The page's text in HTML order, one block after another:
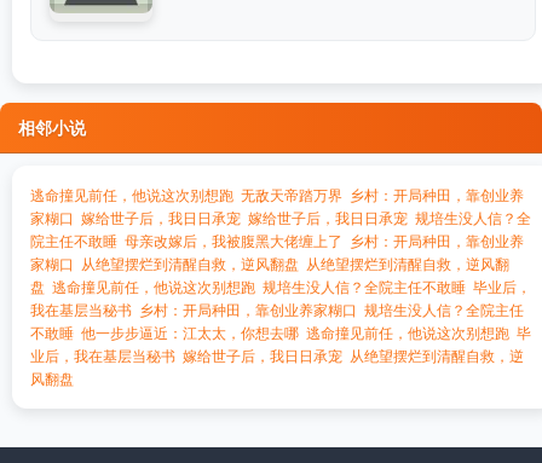
相邻小说
逃命撞见前任，他说这次别想跑 无敌天帝踏万界 乡村：开局种田，靠创业养
家糊口 嫁给世子后，我日日承宠 嫁给世子后，我日日承宠 规培生没人信？全
院主任不敢睡 母亲改嫁后，我被腹黑大佬缠上了
乡村：开局种田，靠创业养
家糊口
从绝望摆烂到清醒自救，逆风翻盘 从绝望摆烂到清醒自救，逆风翻
盘 逃命撞见前任，他说这次别想跑 规培生没人信？全院主任不敢睡 毕业后，
我在基层当秘书 乡村：开局种田，靠创业养家糊口 规培生没人信？全院主任
不敢睡 他一步步逼近：江太太，你想去哪 逃命撞见前任，他说这次别想跑 毕
业后，我在基层当秘书 嫁给世子后，我日日承宠 从绝望摆烂到清醒自救，逆
风翻盘